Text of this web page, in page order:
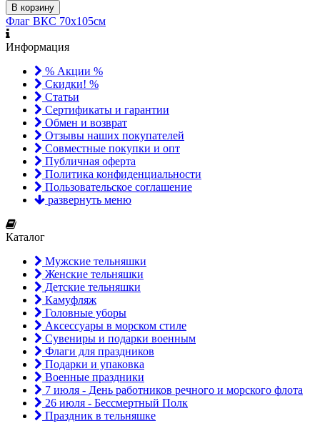
В корзину
Флаг ВКС 70х105см
Информация
% Акции %
Скидки! %
Статьи
Сертификаты и гарантии
Обмен и возврат
Отзывы наших покупателей
Совместные покупки и опт
Публичная оферта
Политика конфиденциальности
Пользовательское соглашение
развернуть меню
Каталог
Мужские тельняшки
Женские тельняшки
Детские тельняшки
Камуфляж
Головные уборы
Аксессуары в морском стиле
Сувениры и подарки военным
Флаги для праздников
Подарки и упаковка
Военные праздники
7 июля - День работников речного и морского флота
26 июля - Бессмертный Полк
Праздник в тельняшке